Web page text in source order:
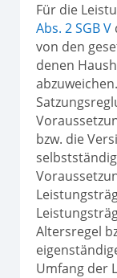
Für die
Abs. 2 SGB V
von den
denen
bzw. die
Altersregel
Umfang der